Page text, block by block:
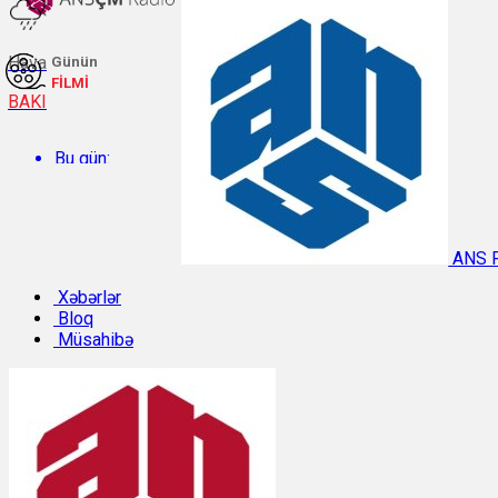
Hava
BAKI
Bu gün:
Temperatur: 31.7°C. Rütubət: 44%.
Sabah:
Günün
FİLMİ
ANS
Xəbərlər
Bloq
Müsahibə